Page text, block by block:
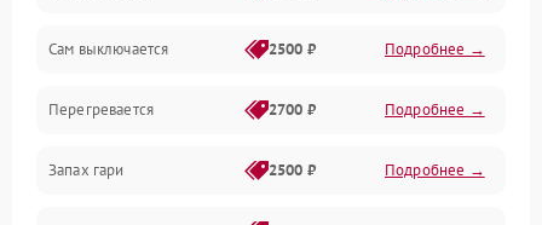
Сам выключается 2500 ₽ Подробнее →
Перегревается 2700 ₽ Подробнее →
Запах гари 2500 ₽ Подробнее →